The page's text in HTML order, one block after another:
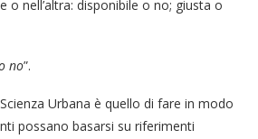
o nell’altra: disponibile o no; giusta o
no”.
Urbana è quello di fare in modo
possano basarsi su riferimenti